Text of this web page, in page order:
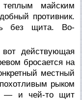
майским
противник.
без щита. Во-
вот действующая
бросается на
местный
рыком
— и чей-то щит